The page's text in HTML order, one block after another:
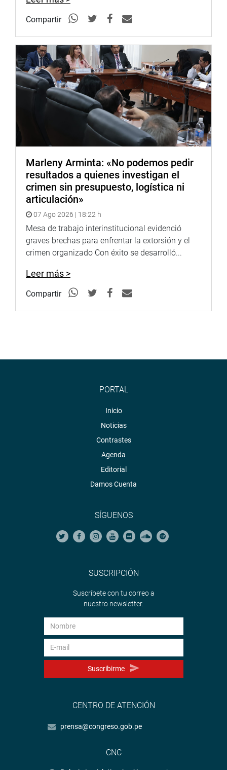
Compartir
Marleny Arminta: «No podemos pedir
resultados a quienes investigan el
crimen sin presupuesto, logística ni
articulación»
07 Ago 2026 | 18:22 h
Mesa de trabajo interinstitucional evidenció
graves brechas para enfrentar la extorsión y el
crimen organizado Con éxito se desarrolló...
Leer más >
Compartir
PORTAL
Inicio
Noticias
Contrastes
Agenda
Editorial
Damos Cuenta
SÍGUENOS
SUSCRIPCIÓN
Suscríbete con tu correo a
nuestro newsletter.
Suscribirme
CENTRO DE ATENCIÓN
prensa@congreso.gob.pe
CNC